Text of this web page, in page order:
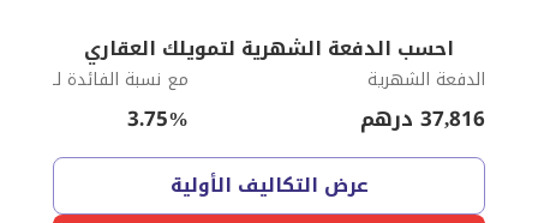
احسب الدفعة الشهرية لتمويلك العقاري
الدفعة الشهرية
37,816 درهم
مع نسبة الفائدة لـ
3.75%
عرض التكاليف الأولية